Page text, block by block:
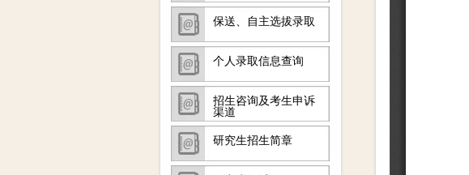
保送、自主选拔录取
个人录取信息查询
招生咨询及考生申诉
渠道
研究生招生简章